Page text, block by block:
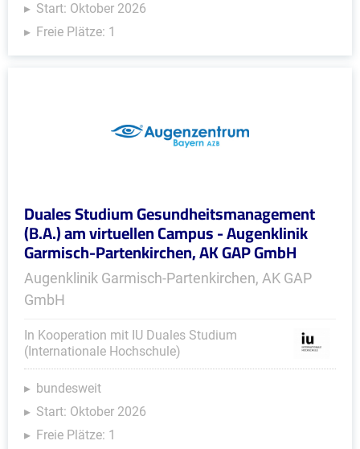
Start: Oktober 2026
Freie Plätze: 1
Duales Studium Gesundheitsmanagement
(B.A.) am virtuellen Campus - Augenklinik
Garmisch-Partenkirchen, AK GAP GmbH
Augenklinik Garmisch-Partenkirchen, AK GAP
GmbH
In Kooperation mit IU Duales Studium
(Internationale Hochschule)
bundesweit
Start: Oktober 2026
Freie Plätze: 1